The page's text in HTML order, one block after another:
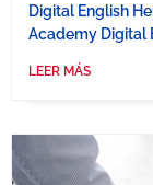
Digital English
Academy Digital
LEER MÁS